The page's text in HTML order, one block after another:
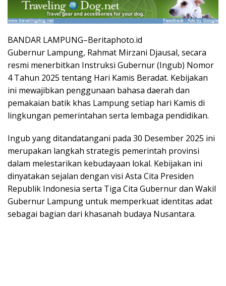
BANDAR LAMPUNG–Beritaphoto.id
Gubernur Lampung, Rahmat Mirzani Djausal, secara
resmi menerbitkan Instruksi Gubernur (Ingub) Nomor
4 Tahun 2025 tentang Hari Kamis Beradat. Kebijakan
ini mewajibkan penggunaan bahasa daerah dan
pemakaian batik khas Lampung setiap hari Kamis di
lingkungan pemerintahan serta lembaga pendidikan.
Ingub yang ditandatangani pada 30 Desember 2025 ini
merupakan langkah strategis pemerintah provinsi
dalam melestarikan kebudayaan lokal. Kebijakan ini
dinyatakan sejalan dengan visi Asta Cita Presiden
Republik Indonesia serta Tiga Cita Gubernur dan Wakil
Gubernur Lampung untuk memperkuat identitas adat
sebagai bagian dari khasanah budaya Nusantara.